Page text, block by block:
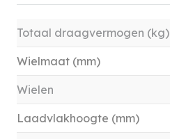
Totaal draagvermogen (kg)
Wielmaat (mm)
Wielen
Laadvlakhoogte (mm)